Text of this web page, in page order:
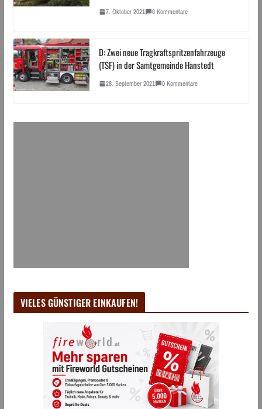
7. Oktober 2021 0 Kommentare
D: Zwei neue Tragkraftspritzenfahrzeuge
(TSF) in der Samtgemeinde Hanstedt
28. September 2021 0 Kommentare
VIELES GÜNSTIGER EINKAUFEN!